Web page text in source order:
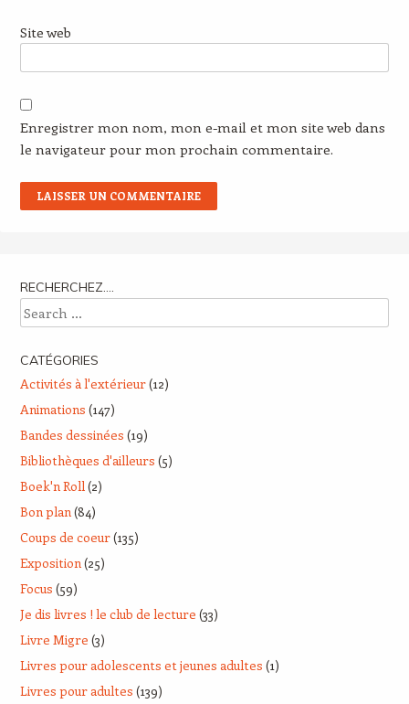
Site web
Enregistrer mon nom, mon e-mail et mon site web dans
le navigateur pour mon prochain commentaire.
RECHERCHEZ….
Search
CATÉGORIES
Activités à l'extérieur(12)
Animations (147)
Bandes dessinées (19)
Bibliothèques d'ailleurs (5)
Boek'n Roll(2)
Bon plan(84)
Coups de coeur(135)
Exposition(25)
Focus (59)
Je dis livres ! le club de lecture (33)
Livre Migre (3)
Livres pour adolescents et jeunes adultes (1)
Livres pour adultes (139)